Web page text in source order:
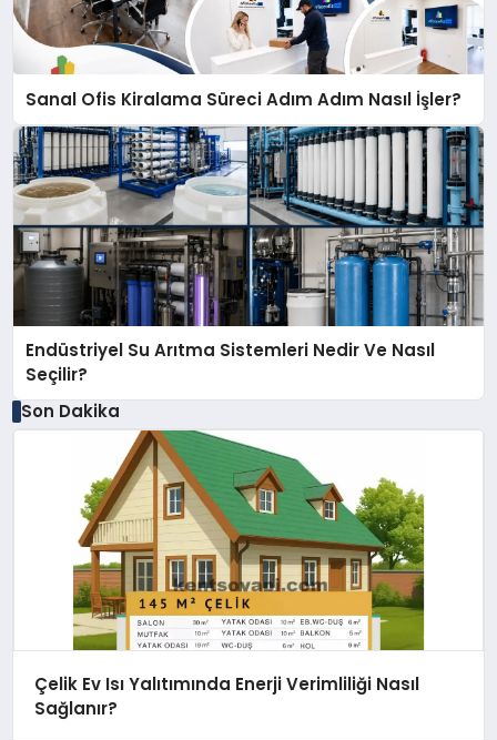
Sanal Ofis Kiralama Süreci Adım Adım Nasıl İşler?
Endüstriyel Su Arıtma Sistemleri Nedir Ve Nasıl
Seçilir?
Son Dakika
Çelik Ev Isı Yalıtımında Enerji Verimliliği Nasıl
Sağlanır?